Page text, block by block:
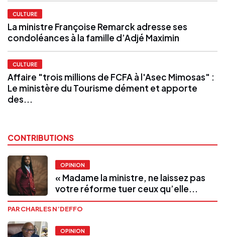
CULTURE
La ministre Françoise Remarck adresse ses
condoléances à la famille d’Adjé Maximin
CULTURE
Affaire "trois millions de FCFA à l'Asec Mimosas" :
Le ministère du Tourisme dément et apporte
des...
CONTRIBUTIONS
OPINION
« Madame la ministre, ne laissez pas
votre réforme tuer ceux qu’elle...
PAR CHARLES N’DEFFO
OPINION